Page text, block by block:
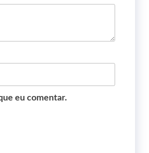
eu comentar.